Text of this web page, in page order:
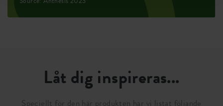
Låt dig inspireras...
Speciellt för den här produkten har vi listat följande